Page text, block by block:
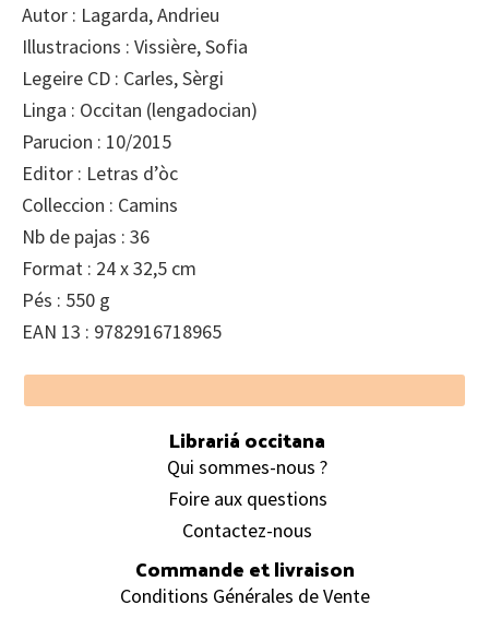
Autor : Lagarda, Andrieu
Illustracions : Vissière, Sofia
Legeire CD : Carles, Sèrgi
Linga : Occitan (lengadocian)
Parucion : 10/2015
Editor : Letras d’òc
Colleccion : Camins
Nb de pajas : 36
Format : 24 x 32,5 cm
Pés : 550 g
EAN 13 : 9782916718965
Footer
Librariá occitana
Qui sommes-nous ?
Foire aux questions
Contactez-nous
Commande et livraison
Conditions Générales de Vente